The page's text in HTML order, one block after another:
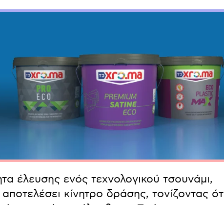
έλευσης ενός τεχνολογικού τσουνάμι,
κίνητρο δράσης, τονίζοντας